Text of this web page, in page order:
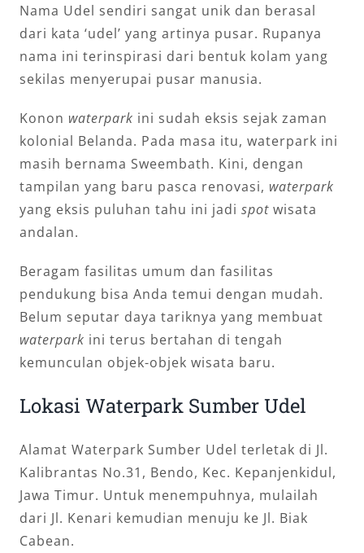
Nama Udel sendiri sangat unik dan berasal
dari kata ‘udel’ yang artinya pusar. Rupanya
nama ini terinspirasi dari bentuk kolam yang
sekilas menyerupai pusar manusia.
Konon waterpark ini sudah eksis sejak zaman
kolonial Belanda. Pada masa itu, waterpark ini
masih bernama Sweembath. Kini, dengan
tampilan yang baru pasca renovasi, waterpark
yang eksis puluhan tahu ini jadi spotwisata
andalan.
Beragam fasilitas umum dan fasilitas
pendukung bisa Anda temui dengan mudah.
Belum seputar daya tariknya yang membuat
waterpark ini terus bertahan di tengah
kemunculan objek-objek wisata baru.
Lokasi Waterpark Sumber Udel
Alamat Waterpark Sumber Udel terletak di Jl.
Kalibrantas No.31, Bendo, Kec. Kepanjenkidul,
Jawa Timur. Untuk menempuhnya, mulailah
dari Jl. Kenari kemudian menuju ke Jl. Biak
Cabean.